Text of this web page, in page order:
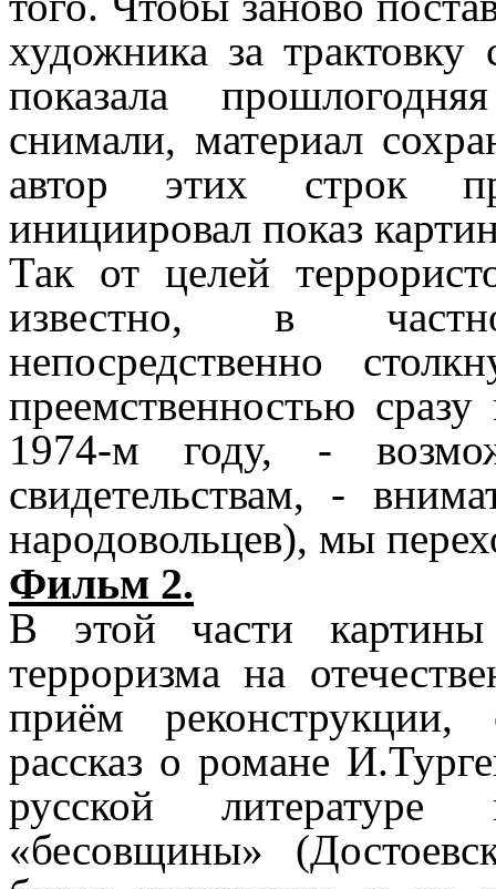
художника за
показала
снимали, материал
автор этих строк
инициировал показ
Так от целей
известно, в
непосредственно
преемственностью
1974-м году, -
свидетельствам, -
народовольцев), мы
Фильм 2.
В этой части
терроризма на
приём реконструкции,
рассказ о романе
русской
«бесовщины»